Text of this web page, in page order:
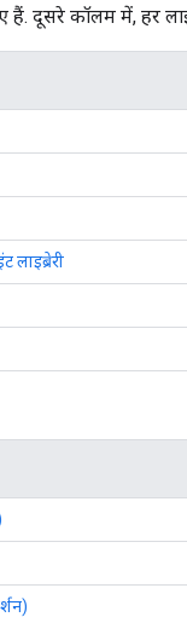
हैं. दूसरे कॉलम में, हर
लाइब्रेरी